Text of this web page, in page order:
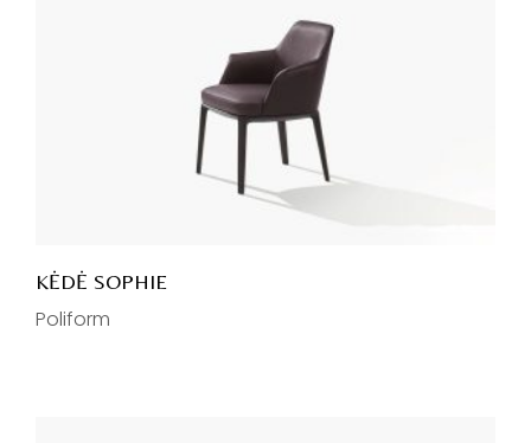
KĖDĖ SOPHIE
Poliform